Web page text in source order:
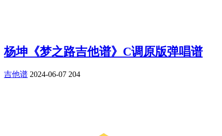
杨坤《梦之路吉他谱》C调原版弹唱谱
吉他谱 2024-06-07 204